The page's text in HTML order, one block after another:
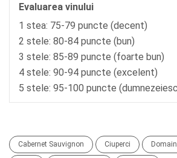
Evaluarea vinului
1 stea: 75-79 puncte (decent)
2 stele: 80-84 puncte (bun)
3 stele: 85-89 puncte (foarte bun)
4 stele: 90-94 puncte (excelent)
5 stele: 95-100 puncte
Cabernet Sauvignon Ciuperci